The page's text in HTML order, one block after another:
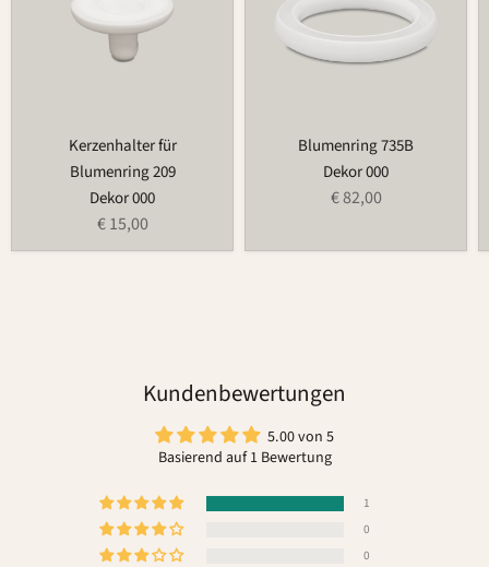
Kerzenhalter für
Blumenring 209
Dekor 000
€ 15,00
Blumenring 735B
Dekor 000
€ 82,00
Kundenbewertungen
5.00 von 5
Basierend auf 1 Bewertung
1
0
0